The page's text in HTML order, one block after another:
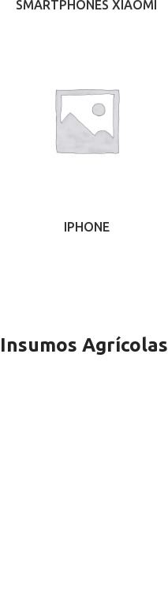
SMARTPHONES XIAOMI
IPHONE
Insumos Agrícolas